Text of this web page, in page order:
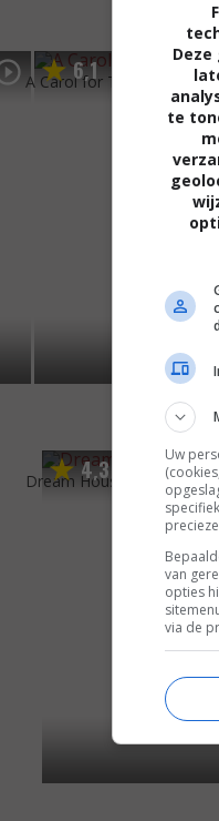
6,1
A Carol for Two
4,3
Dream House (1998)
te
Uw
van
opties
via de